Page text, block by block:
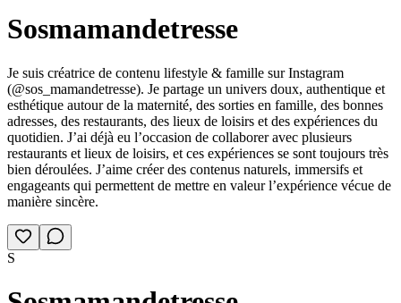
Sosmamandetresse
Je suis créatrice de contenu lifestyle & famille sur Instagram
(@sos_mamandetresse). Je partage un univers doux, authentique et
esthétique autour de la maternité, des sorties en famille, des bonnes
adresses, des restaurants, des lieux de loisirs et des expériences du
quotidien. J’ai déjà eu l’occasion de collaborer avec plusieurs
restaurants et lieux de loisirs, et ces expériences se sont toujours très
bien déroulées. J’aime créer des contenus naturels, immersifs et
engageants qui permettent de mettre en valeur l’expérience vécue de
manière sincère.
S